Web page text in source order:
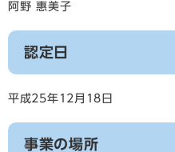
阿野 惠美子
認定日
平成25年12月18日
事業の場所